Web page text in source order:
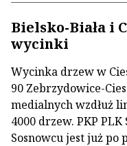
Bielsko-Biała i
wycinki
Wycinka drzew w
90 Zebrzydowice-
medialnych wzdłuż
4000 drzew. PKP
Sosnowcu jest już po